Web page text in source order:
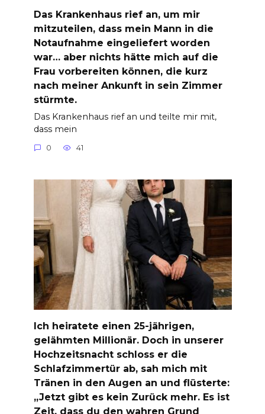
Das Krankenhaus rief an, um mir
mitzuteilen, dass mein Mann in die
Notaufnahme eingeliefert worden
war… aber nichts hätte mich auf die
Frau vorbereiten können, die kurz
nach meiner Ankunft in sein Zimmer
stürmte.
Das Krankenhaus rief an und teilte mir mit,
dass mein
0 41
Ich heiratete einen 25-jährigen,
gelähmten Millionär. Doch in unserer
Hochzeitsnacht schloss er die
Schlafzimmertür ab, sah mich mit
Tränen in den Augen an und flüsterte:
„Jetzt gibt es kein Zurück mehr. Es ist
Zeit, dass du den wahren Grund